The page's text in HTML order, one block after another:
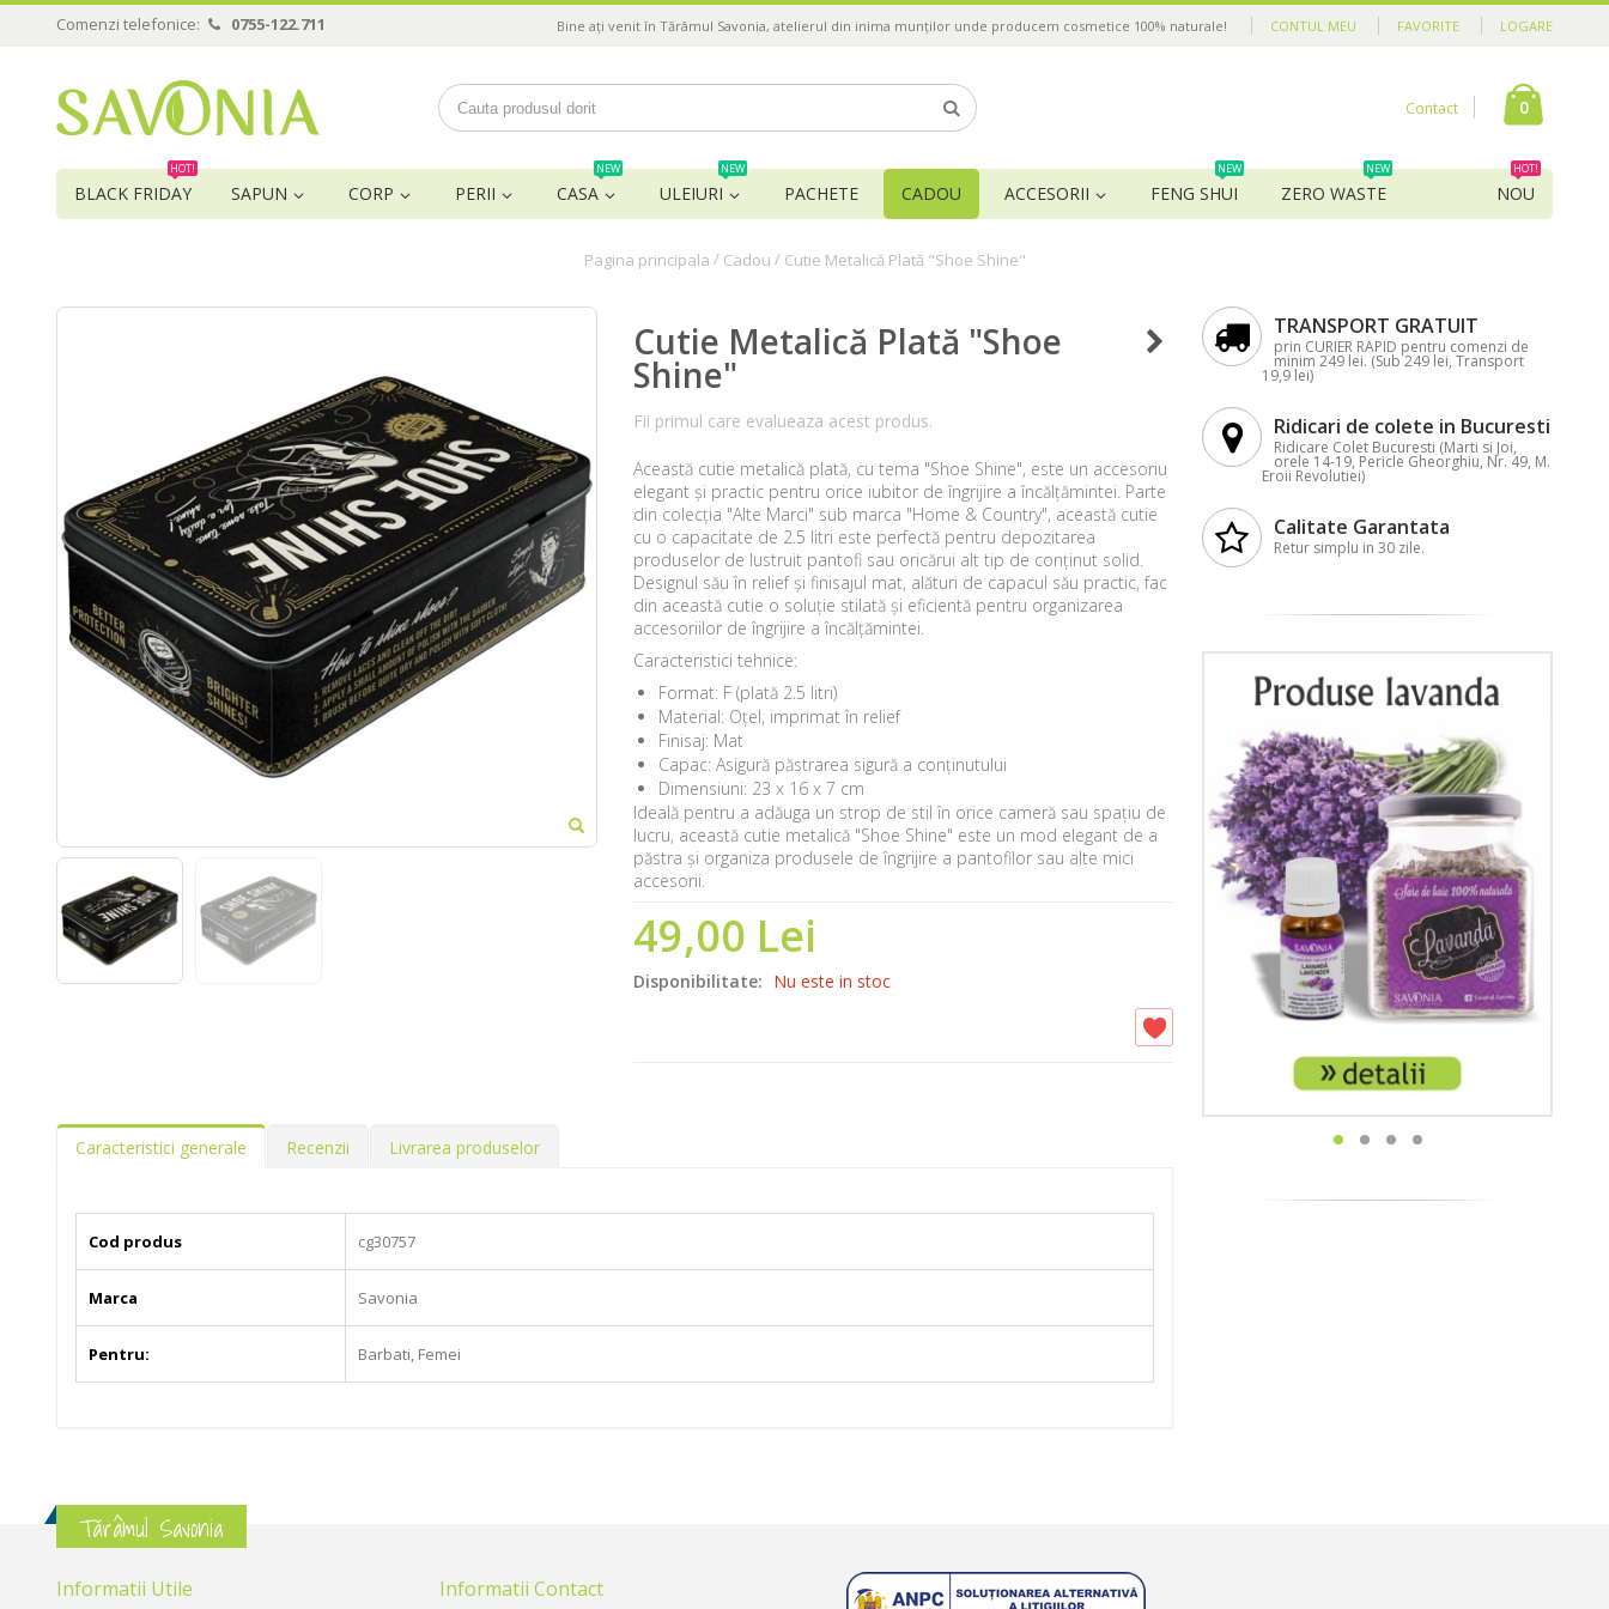
Comenzi telefonice: 0755-122.711 CONTUL MEU FAVORITE LOGARE
Bine ați venit în Tărâmul Savonia, atelierul din inima munților unde producem cosmetice 100% naturale!
Contact 0
BLACK FRIDAY
HOT!
SAPUN CORP PERII CASA
NEW
ULEIURI
NEW
PACHETE CADOU ACCESORII FENG SHUI
NEW
ZERO WASTE
NEW
NOU
HOT!
Pagina principala / Cadou / Cutie Metalică Plată "Shoe Shine"
Cutie Metalică Plată "Shoe
Shine"
Fii primul care evalueaza acest produs.
Această cutie metalică plată, cu tema "Shoe Shine", este un accesoriu
elegant și practic pentru orice iubitor de îngrijire a încălțămintei. Parte
din colecția "Alte Marci" sub marca "Home & Country", această cutie
cu o capacitate de 2.5 litri este perfectă pentru depozitarea
produselor de lustruit pantofi sau oricărui alt tip de conținut solid.
Designul său în relief și finisajul mat, alături de capacul său practic, fac
din această cutie o soluție stilată și eficientă pentru organizarea
accesoriilor de îngrijire a încălțămintei.
Caracteristici tehnice:
Format: F (plată 2.5 litri)
Material: Oțel, imprimat în relief
Finisaj: Mat
Capac: Asigură păstrarea sigură a conținutului
Dimensiuni: 23 x 16 x 7 cm
Ideală pentru a adăuga un strop de stil în orice cameră sau spațiu de
lucru, această cutie metalică "Shoe Shine" este un mod elegant de a
păstra și organiza produsele de îngrijire a pantofilor sau alte mici
accesorii.
49,00 Lei
Disponibilitate: Nu este in stoc
Caracteristici generale Recenzii Livrarea produselor
Cod produs cg30757
Marca Savonia
Pentru: Barbati, Femei
TRANSPORT GRATUIT
prin CURIER RAPID pentru comenzi de
minim 249 lei. (Sub 249 lei, Transport
19,9 lei)
Ridicari de colete in Bucuresti
Ridicare Colet Bucuresti (Marti si Joi,
orele 14-19, Pericle Gheorghiu, Nr. 49, M.
Eroii Revolutiei)
Calitate Garantata
Retur simplu in 30 zile.
Tărâmul Savonia
Informatii Utile Informatii Contact